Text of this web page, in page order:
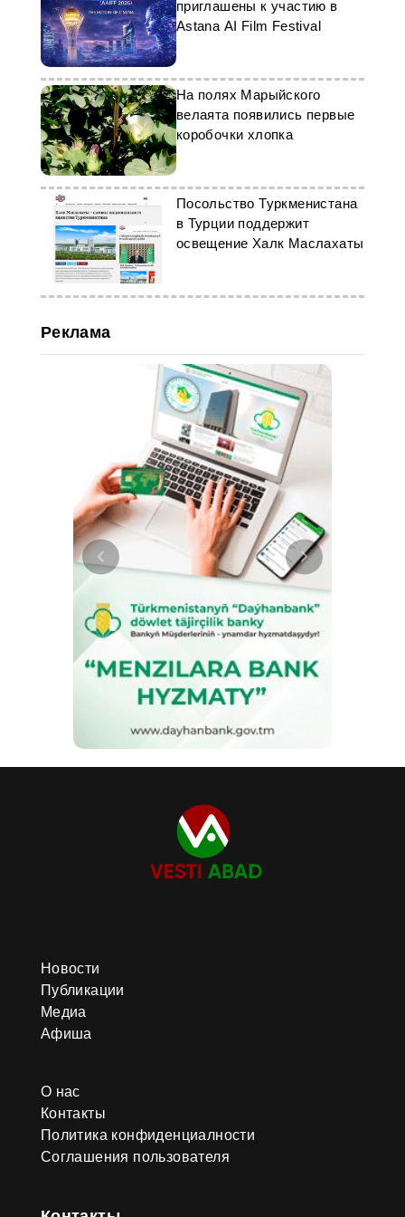
приглашены к участию в
Astana AI Film Festival
На полях Марыйского
велаята появились первые
коробочки хлопка
Посольство Туркменистана
в Турции поддержит
освещение Халк Маслахаты
Реклама
Новости
Публикации
Медиа
Афиша
О нас
Контакты
Политика конфиденциалности
Соглашения пользователя